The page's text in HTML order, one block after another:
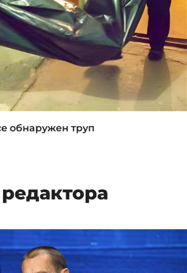
обнаружен труп